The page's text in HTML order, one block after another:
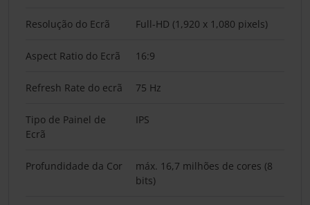
Resolução do Ecrã Full-HD (1,920 x 1,080 pixels)
Aspect Ratio do Ecrã 16:9
Refresh Rate do ecrã 75 Hz
Tipo de Painel de
Ecrã
IPS
Profundidade da Cor
máx. 16,7 milhões de cores (8
bits)